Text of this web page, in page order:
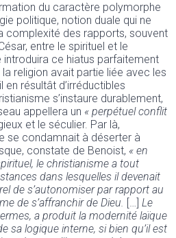
du caractère polymorphe
politique, notion duale qui ne
complexité des rapports, souvent
entre le spirituel et le
ce hiatus parfaitement
la religion avait partie liée avec les
en résultât d’irréductibles
s’instaure durablement,
appellera un « perpétuel conflit
et le séculier. Par là,
se condamnait à déserter à
constate de Benoist, « en
le christianisme a tout
dans lesquelles il devenait
de s’autonomiser par rapport au
de s’affranchir de Dieu. […] Le
a produit la modernité laïque
sa logique interne, si bien qu’il est